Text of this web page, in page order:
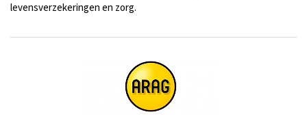
levensverzekeringen en zorg.